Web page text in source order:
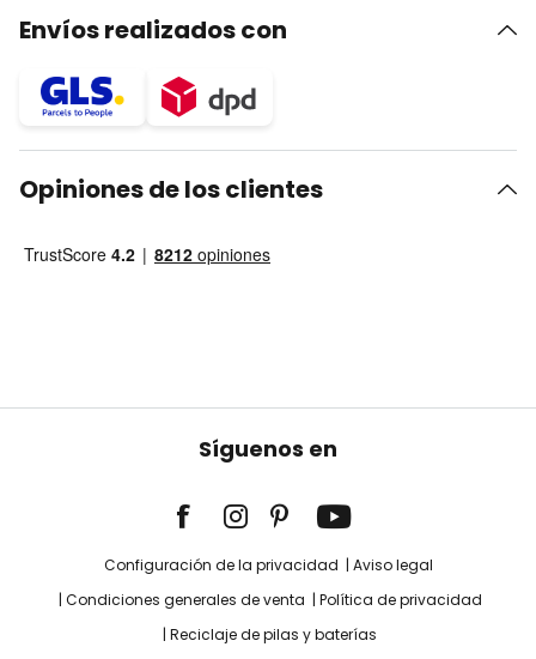
Envíos realizados con
Opiniones de los clientes
Síguenos en
Configuración de la privacidad
Aviso legal
Condiciones generales de venta
Política de privacidad
Reciclaje de pilas y baterías